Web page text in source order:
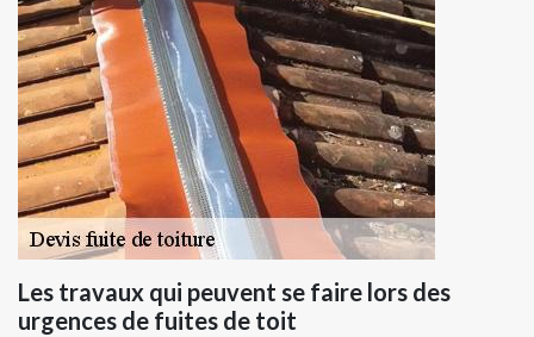
Les travaux qui peuvent se faire lors des
urgences de fuites de toit